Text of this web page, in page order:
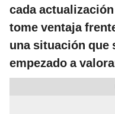
cada
tome ventaja
una situación que
empezado a